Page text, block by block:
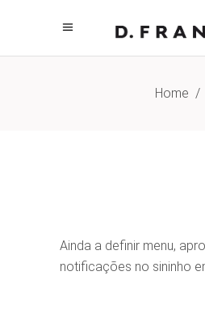
Home /
Ainda a definir menu,
notificações no sininho